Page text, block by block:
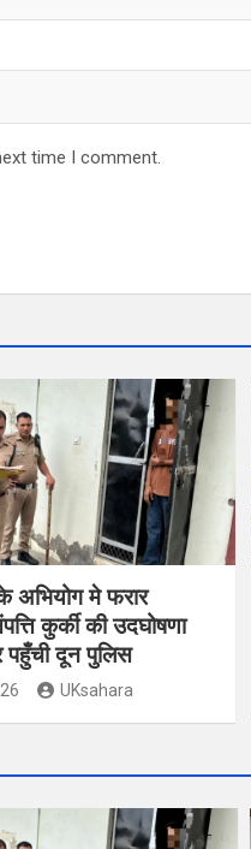
time I comment.
अभियोग मे फरार
कुर्की की उदघोषणा
दून पुलिस
UKsahara